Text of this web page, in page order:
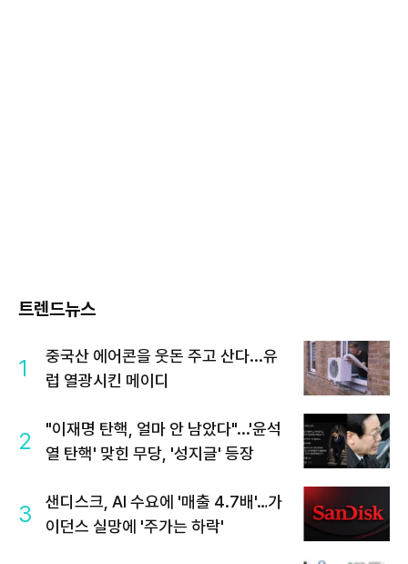
트렌드뉴스
1
중국산 에어콘을 웃돈 주고 산다...유
럽 열광시킨 메이디
2
"이재명 탄핵, 얼마 안 남았다"...'윤석
열 탄핵' 맞힌 무당, '성지글' 등장
3
샌디스크, AI 수요에 '매출 4.7배'…가
이던스 실망에 '주가는 하락'